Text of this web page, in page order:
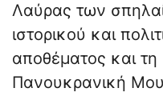
Λαύρας των
ιστορικού και
αποθέματος και
Πανουκρανική